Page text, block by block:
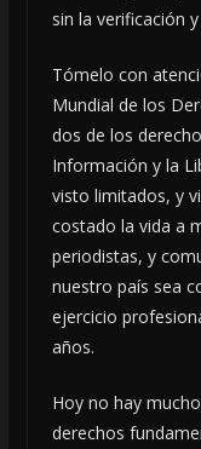
sin la verificación
Tómelo con
Mundial de los
dos de los
Información y la
visto limitados, y
costado la vida a
periodistas, y
nuestro país sea
ejercicio
años.
Hoy no hay
derechos